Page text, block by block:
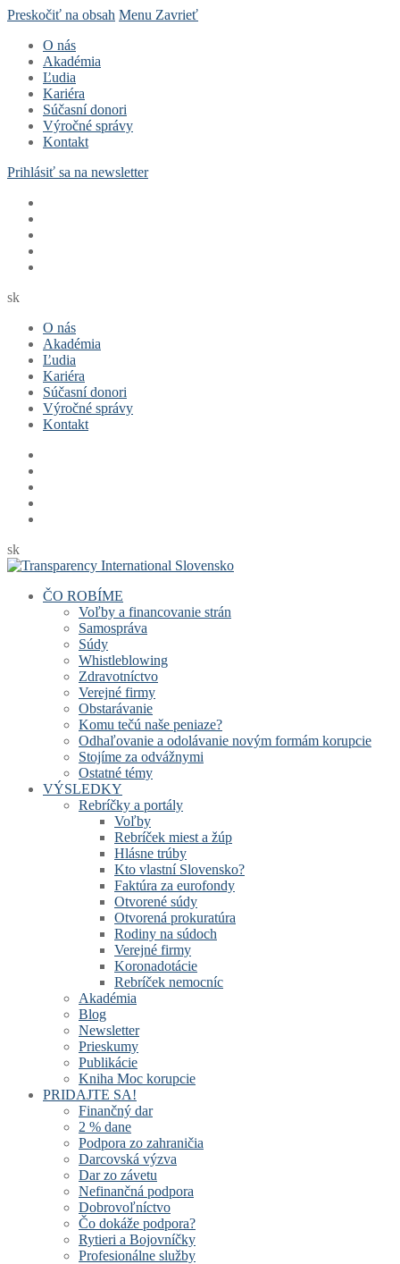
Preskočiť na obsah Menu Zavrieť
O nás
Akadémia
Ľudia
Kariéra
Súčasní donori
Výročné správy
Kontakt
Prihlásiť sa na newsletter
sk
O nás
Akadémia
Ľudia
Kariéra
Súčasní donori
Výročné správy
Kontakt
sk
ČO ROBÍME
Voľby a financovanie strán
Samospráva
Súdy
Whistleblowing
Zdravotníctvo
Verejné firmy
Obstarávanie
Komu tečú naše peniaze?
Odhaľovanie a odolávanie novým formám korupcie
Stojíme za odvážnymi
Ostatné témy
VÝSLEDKY
Rebríčky a portály
Voľby
Rebríček miest a žúp
Hlásne trúby
Kto vlastní Slovensko?
Faktúra za eurofondy
Otvorené súdy
Otvorená prokuratúra
Rodiny na súdoch
Verejné firmy
Koronadotácie
Rebríček nemocníc
Akadémia
Blog
Newsletter
Prieskumy
Publikácie
Kniha Moc korupcie
PRIDAJTE SA!
Finančný dar
2 % dane
Podpora zo zahraničia
Darcovská výzva
Dar zo závetu
Nefinančná podpora
Dobrovoľníctvo
Čo dokáže podpora?
Rytieri a Bojovníčky
Profesionálne služby